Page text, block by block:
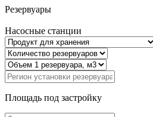
Резервуары
Насосные станции
Площадь под застройку